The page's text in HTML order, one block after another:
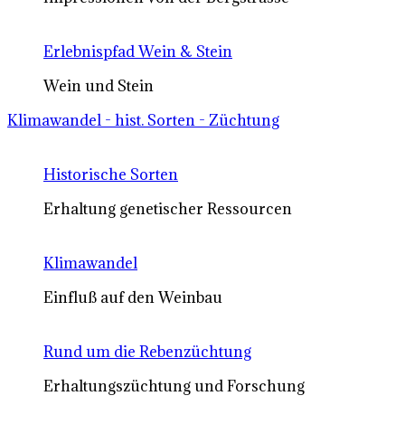
Erlebnispfad Wein & Stein
Wein und Stein
Klimawandel - hist. Sorten - Züchtung
Historische Sorten
Erhaltung genetischer Ressourcen
Klimawandel
Einfluß auf den Weinbau
Rund um die Rebenzüchtung
Erhaltungszüchtung und Forschung